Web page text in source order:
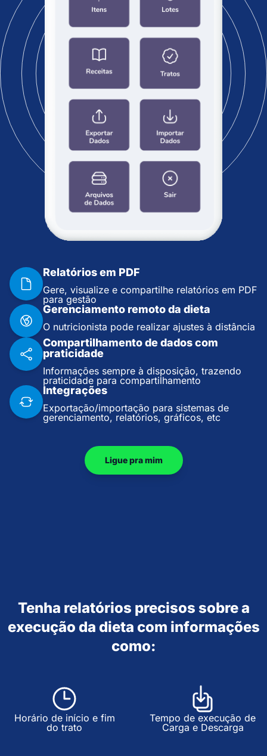
Relatórios em PDF
Gere, visualize e compartilhe relatórios em PDF
para gestão
Gerenciamento remoto da dieta
O nutricionista pode realizar ajustes à distância
Compartilhamento de dados com
praticidade
Informações sempre à disposição, trazendo
praticidade para compartilhamento
Integrações
Exportação/importação para sistemas de
gerenciamento, relatórios, gráficos, etc
Ligue pra mim
Tenha relatórios precisos sobre a
execução da dieta com informações
como:
Horário de início e fim
do trato
Tempo de execução de
Carga e Descarga